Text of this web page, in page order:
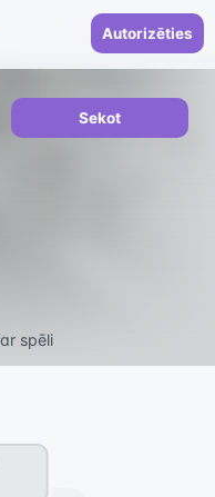
Autorizēties
Sekot
spēli